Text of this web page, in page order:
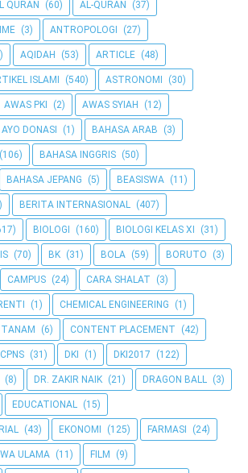
QURAN (60) AL-QURAN (37)
(3) ANTROPOLOGI (27)
AQIDAH (53) ARTICLE (48)
ISLAMI (540) ASTRONOMI (30)
AWAS PKI (2) AWAS SYIAH (12)
AYO DONASI (1) BAHASA ARAB (3)
(106) BAHASA INGGRIS (50)
BAHASA JEPANG (5) BEASISWA (11)
BERITA INTERNASIONAL (407)
BIOLOGI (160) BIOLOGI KELAS XI (31)
(70) BK (31) BOLA (59) BORUTO (3)
CAMPUS (24) CARA SHALAT (3)
(1) CHEMICAL ENGINEERING (1)
(6) CONTENT PLACEMENT (42)
CPNS (31) DKI (1) DKI2017 (122)
(8) DR. ZAKIR NAIK (21) DRAGON BALL (3)
EDUCATIONAL (15)
(43) EKONOMI (125) FARMASI (24)
ULAMA (11) FILM (9)